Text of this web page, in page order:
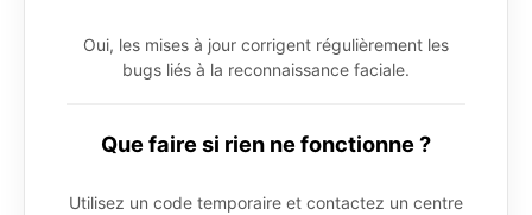
Oui, les mises à jour corrigent régulièrement les
bugs liés à la reconnaissance faciale.
Que faire si rien ne fonctionne ?
Utilisez un code temporaire et contactez un centre